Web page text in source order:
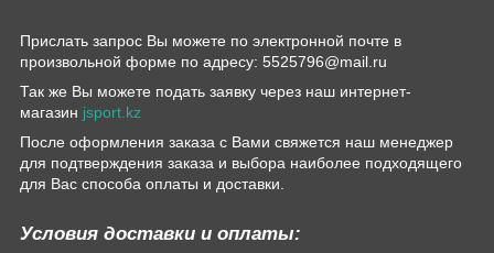
Прислать запрос Вы можете по электронной почте в
произвольной форме по адресу: 5525796@mail.ru
Так же Вы можете подать заявку через наш интернет-
магазин jsport.kz
После оформления заказа с Вами свяжется наш менеджер
для подтверждения заказа и выбора наиболее подходящего
для Вас способа оплаты и доставки.
Условия доставки и оплаты: